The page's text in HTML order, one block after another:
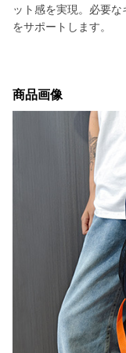
ット感を実現。必要
をサポートします。
商品画像